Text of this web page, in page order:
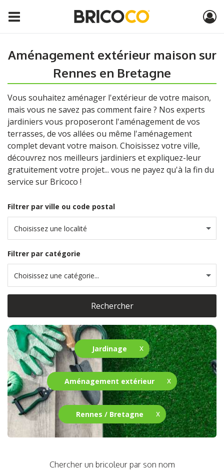
Jardinage
Aménagement extérieur
Rennes / Bretagne
Aménagement extérieur maison sur
Rennes en Bretagne
Vous souhaitez aménager l'extérieur de votre maison,
mais vous ne savez pas comment faire ? Nos experts
jardiniers vous proposeront l'aménagement de vos
terrasses, de vos allées ou même l'aménagement
complet devant votre maison. Choisissez votre ville,
découvrez nos meilleurs jardiniers et expliquez-leur
gratuitement votre projet... vous ne payez qu'à la fin du
service sur Bricoco !
Filtrer par ville ou code postal
Choisissez une localité
Filtrer par catégorie
Choisissez une catégorie...
Rechercher
Chercher un bricoleur par son nom